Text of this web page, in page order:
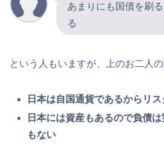
あまりにも国債を刷
る
という人もいますが、上のお二人の
日本は自国通貨であるからリ
日本には資産もあるので負債
もない